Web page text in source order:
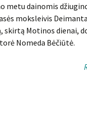
metu dainomis
moksleivis
skirtą Motinos dienai,
Nomeda Bėčiūtė.